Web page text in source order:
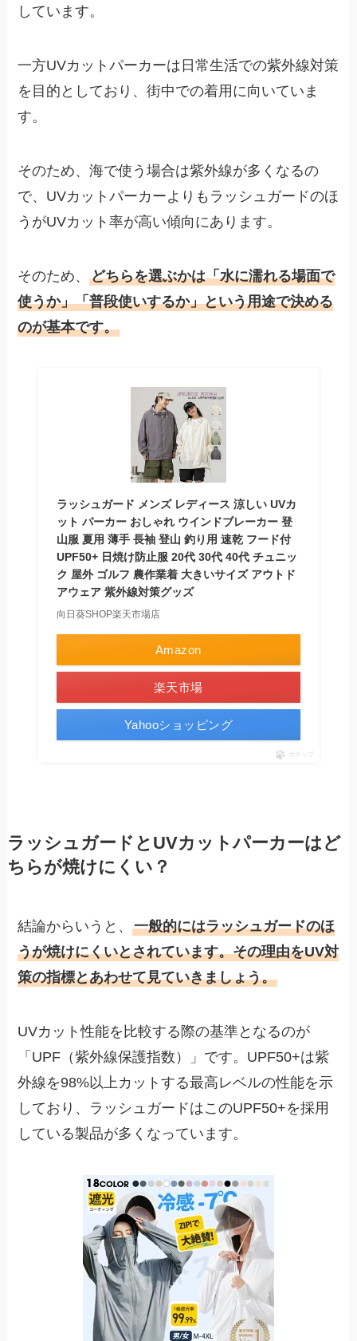
しています。
一方UVカットパーカーは日常生活での紫外線対策
を目的としており、街中での着用に向いていま
す。
そのため、海で使う場合は紫外線が多くなるの
で、UVカットパーカーよりもラッシュガードのほ
うがUVカット率が高い傾向にあります。
そのため、どちらを選ぶかは「水に濡れる場面で
使うか」「普段使いするか」という用途で決める
のが基本です。
ラッシュガード メンズ レディース 涼しい UVカ
ット パーカー おしゃれ ウインドブレーカー 登
山服 夏用 薄手 長袖 登山 釣り用 速乾 フード付
UPF50+ 日焼け防止服 20代 30代 40代 チュニッ
ク 屋外 ゴルフ 農作業着 大きいサイズ アウトド
アウェア 紫外線対策グッズ
向日葵SHOP楽天市場店
Amazon
楽天市場
Yahooショッピング
ポチップ
ラッシュガードとUVカットパーカーはど
ちらが焼けにくい？
結論からいうと、一般的にはラッシュガードのほ
うが焼けにくいとされています。その理由をUV対
策の指標とあわせて見ていきましょう。
UVカット性能を比較する際の基準となるのが
「UPF（紫外線保護指数）」です。UPF50+は紫
外線を98%以上カットする最高レベルの性能を示
しており、ラッシュガードはこのUPF50+を採用
している製品が多くなっています。